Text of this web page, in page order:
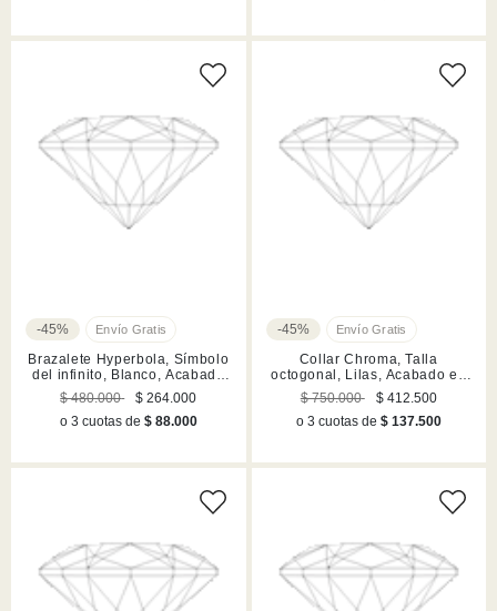
-45%
Brazalete Hyperbola, Símbolo
del infinito, Blanco, Acabado
en rodio
$ 480.000
$ 264.000
o 3 cuotas de $ 88.000
-45%
Collar Chroma, Talla
octogonal, Lilas, Acabado en
tono oro
$ 750.000
$ 412.500
o 3 cuotas de $ 137.500